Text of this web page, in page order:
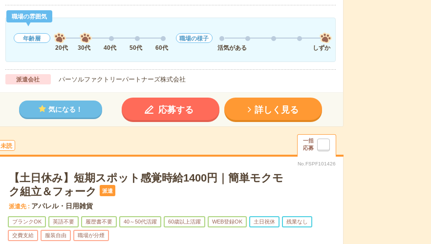
職場の雰囲気
年齢層
20代
30代 40代 50代 60代
職場の様子
活気がある
しずか
派遣会社 パーソルファクトリーパートナーズ株式会社
気になる！ 応募する 詳しく見る
未読
一括
応募
No.FSPF101426
【土日休み】短期スポット感覚時給1400円｜簡単モクモ
ク組立＆フォーク
派遣
派遣先 アパレル・日用雑貨
ブランクOK 英語不要 履歴書不要 40～50代活躍 60歳以上活躍 WEB登録OK 土日祝休 残業なし
交費支給 服装自由 職場が分煙